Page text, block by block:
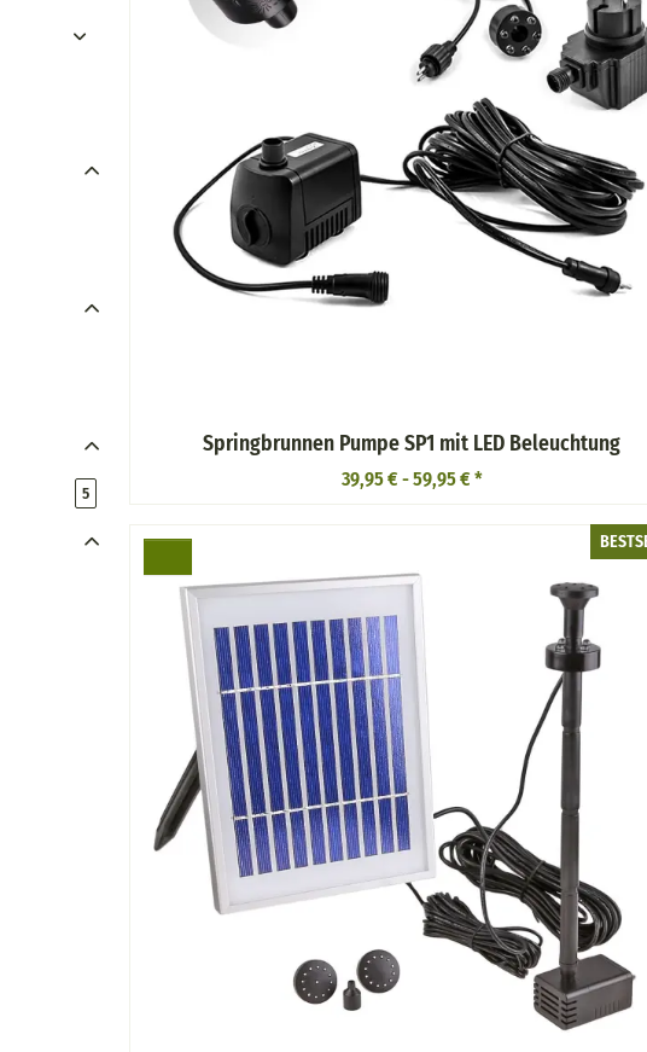
Springbrunnen Pumpe SP1 mit LED Beleuchtung
39,95 € -59,95 € *
5Artikel gefunden